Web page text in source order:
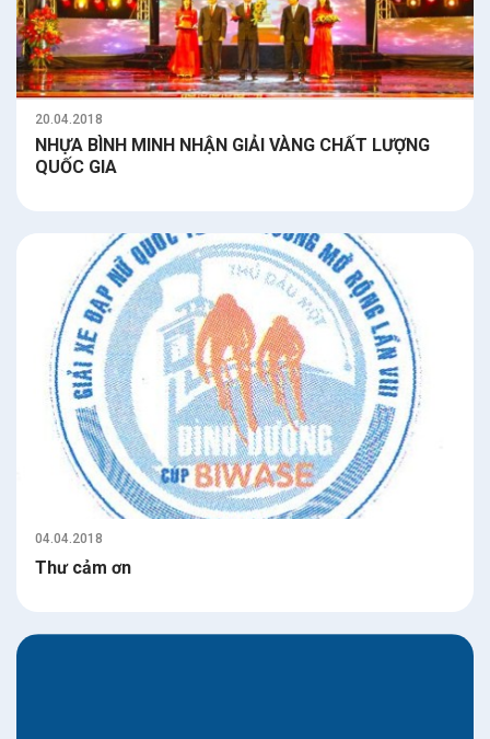
20.04.2018
NHỰA BÌNH MINH NHẬN GIẢI VÀNG CHẤT LƯỢNG
QUỐC GIA
04.04.2018
Thư cảm ơn